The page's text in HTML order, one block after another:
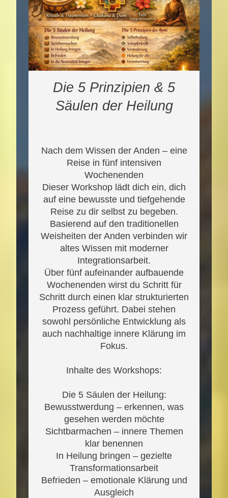
Die 5 Prinzipien & 5
Säulen der Heilung
Nach dem Wissen der Anden – eine
Reise in fünf intensiven
Wochenenden
Dieser Workshop lädt dich ein, dich
auf eine bewusste und tiefgehende
Reise zu dir selbst zu begeben.
Basierend auf den traditionellen
Weisheiten der Anden verbinden wir
altes Wissen mit moderner
Integrationsarbeit.
Über fünf aufeinander aufbauende
Wochenenden wirst du Schritt für
Schritt durch einen klar strukturierten
Prozess geführt. Dabei stehen
sowohl persönliche Entwicklung als
auch nachhaltige innere Klärung im
Fokus.
Inhalte des Workshops:
Die 5 Säulen der Heilung:
Bewusstwerdung – erkennen, was
gesehen werden möchte
Sichtbarmachen – innere Themen
klar benennen
In Heilung bringen – gezielte
Transformationsarbeit
Befrieden – emotionale Klärung und
Ausgleich